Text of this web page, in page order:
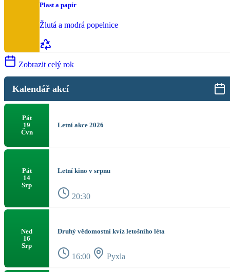
Plast a papír
Žlutá a modrá popelnice
Zobrazit celý rok
Kalendář akcí
Pát
19
Čvn
Letní akce 2026
Pát
14
Srp
Letní kino v srpnu
20:30
Ned
16
Srp
Druhý vědomostní kvíz letošního léta
16:00 Pyxla